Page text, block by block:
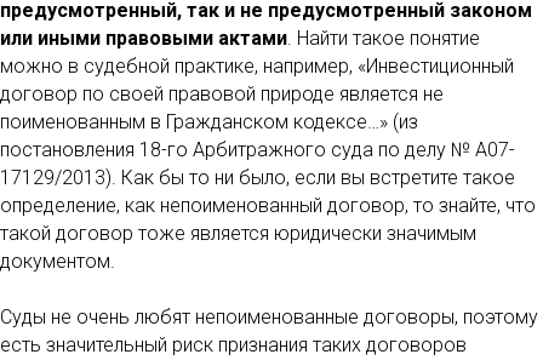
предусмотренный, так и не предусмотренный законом
или иными правовыми актами. Найти такое понятие
можно в судебной практике, например, «Инвестиционный
договор по своей правовой природе является не
поименованным в Гражданском кодексе…» (из
постановления 18-го Арбитражного суда по делу № А07-
17129/2013). Как бы то ни было, если вы встретите такое
определение, как непоименованный договор, то знайте, что
такой договор тоже является юридически значимым
документом.
Суды не очень любят непоименованные договоры, поэтому
есть значительный риск признания таких договоров